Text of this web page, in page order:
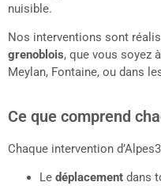
nuisible.
Nos interventions sont
grenoblois, que vous soyez
Meylan, Fontaine, ou dans
Ce que comprend
Chaque intervention
Le déplacement dans